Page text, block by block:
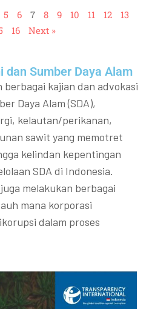
5 6 7 8 9 10 11 12
13
16 Next »
dan Sumber Daya Alam
berbagai kajian dan advokasi
Daya Alam (SDA),
kelautan/perikanan,
sawit yang memotret
kelindan kepentingan
SDA di Indonesia.
melakukan berbagai
mana korporasi
dalam proses